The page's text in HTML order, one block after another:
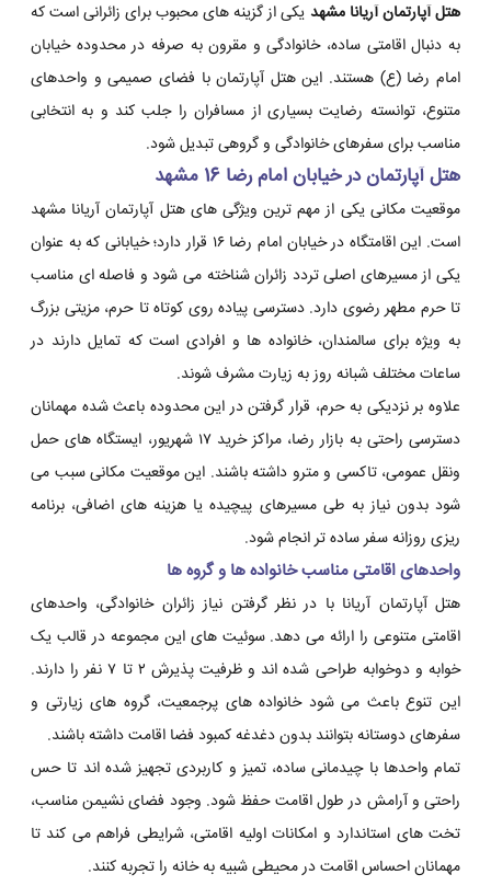
هتل آپارتمان آریانا مشهد یکی از گزینه های محبوب برای زائرانی است که
به دنبال اقامتی ساده، خانوادگی و مقرون به صرفه در محدوده خیابان
امام رضا (ع) هستند. این هتل آپارتمان با فضای صمیمی و واحدهای
متنوع، توانسته رضایت بسیاری از مسافران را جلب کند و به انتخابی
مناسب برای سفرهای خانوادگی و گروهی تبدیل شود.
هتل آپارتمان در خیابان امام رضا 16 مشهد
موقعیت مکانی یکی از مهم ترین ویژگی های هتل آپارتمان آریانا مشهد
است. این اقامتگاه در خیابان امام رضا ۱۶ قرار دارد؛ خیابانی که به عنوان
یکی از مسیرهای اصلی تردد زائران شناخته می شود و فاصله ای مناسب
تا حرم مطهر رضوی دارد. دسترسی پیاده روی کوتاه تا حرم، مزیتی بزرگ
به ویژه برای سالمندان، خانواده ها و افرادی است که تمایل دارند در
ساعات مختلف شبانه روز به زیارت مشرف شوند.
علاوه بر نزدیکی به حرم، قرار گرفتن در این محدوده باعث شده مهمانان
دسترسی راحتی به بازار رضا، مراکز خرید ۱۷ شهریور، ایستگاه های حمل
ونقل عمومی، تاکسی و مترو داشته باشند. این موقعیت مکانی سبب می
شود بدون نیاز به طی مسیرهای پیچیده یا هزینه های اضافی، برنامه
ریزی روزانه سفر ساده تر انجام شود.
واحدهای اقامتی مناسب خانواده ها و گروه ها
هتل آپارتمان آریانا با در نظر گرفتن نیاز زائران خانوادگی، واحدهای
اقامتی متنوعی را ارائه می دهد. سوئیت های این مجموعه در قالب یک
خوابه و دوخوابه طراحی شده اند و ظرفیت پذیرش ۲ تا ۷ نفر را دارند.
این تنوع باعث می شود خانواده های پرجمعیت، گروه های زیارتی و
سفرهای دوستانه بتوانند بدون دغدغه کمبود فضا اقامت داشته باشند.
تمام واحدها با چیدمانی ساده، تمیز و کاربردی تجهیز شده اند تا حس
راحتی و آرامش در طول اقامت حفظ شود. وجود فضای نشیمن مناسب،
تخت های استاندارد و امکانات اولیه اقامتی، شرایطی فراهم می کند تا
مهمانان احساس اقامت در محیطی شبیه به خانه را تجربه کنند.